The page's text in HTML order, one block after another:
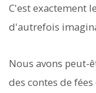
C'est exactement
d'autrefois
Nous avons peut-
des contes de